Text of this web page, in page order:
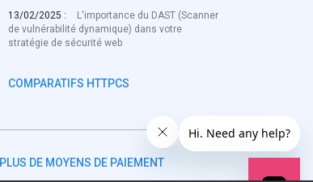
13/02/2025 :
L'importance du DAST (Scanner
de vulnérabilité dynamique) dans votre
stratégie de sécurité web
COMPARATIFS HTTPCS
PLUS DE MOYENS DE PAIEMENT